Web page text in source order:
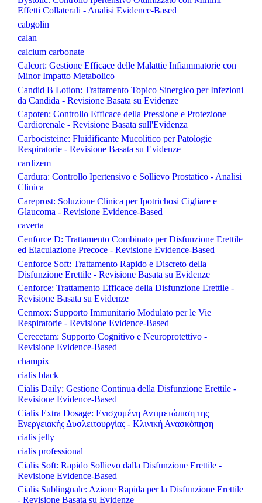
Effetti Collaterali - Analisi Evidence-Based
cabgolin
calan
calcium carbonate
Calcort: Gestione Efficace delle Malattie Infiammatorie con
Minor Impatto Metabolico
Candid B Lotion: Trattamento Topico Sinergico per Infezioni
da Candida - Revisione Basata su Evidenze
Capoten: Controllo Efficace della Pressione e Protezione
Cardiorenale - Revisione Basata sull'Evidenza
Carbocisteine: Fluidificante Mucolitico per Patologie
Respiratorie - Revisione Basata su Evidenze
cardizem
Cardura: Controllo Ipertensivo e Sollievo Prostatico - Analisi
Clinica
Careprost: Soluzione Clinica per Ipotrichosi Cigliare e
Glaucoma - Revisione Evidence-Based
caverta
Cenforce D: Trattamento Combinato per Disfunzione Erettile
ed Eiaculazione Precoce - Revisione Evidence-Based
Cenforce Soft: Trattamento Rapido e Discreto della
Disfunzione Erettile - Revisione Basata su Evidenze
Cenforce: Trattamento Efficace della Disfunzione Erettile -
Revisione Basata su Evidenze
Cenmox: Supporto Immunitario Modulato per le Vie
Respiratorie - Revisione Evidence-Based
Cerecetam: Supporto Cognitivo e Neuroprotettivo -
Revisione Evidence-Based
champix
cialis black
Cialis Daily: Gestione Continua della Disfunzione Erettile -
Revisione Evidence-Based
Cialis Extra Dosage: Ενισχυμένη Αντιμετώπιση της
Ενεργειακής Δυσλειτουργίας - Κλινική Ανασκόπηση
cialis jelly
cialis professional
Cialis Soft: Rapido Sollievo dalla Disfunzione Erettile -
Revisione Evidence-Based
Cialis Sublinguale: Azione Rapida per la Disfunzione Erettile
- Revisione Basata su Evidenze